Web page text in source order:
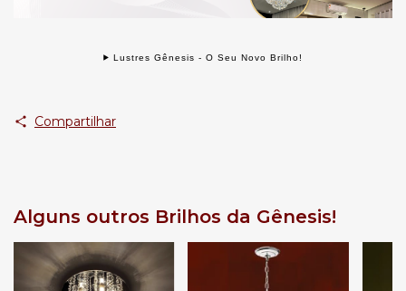
Lustres Gênesis - O Seu Novo Brilho!
Compartilhar
Alguns outros Brilhos da Gênesis!